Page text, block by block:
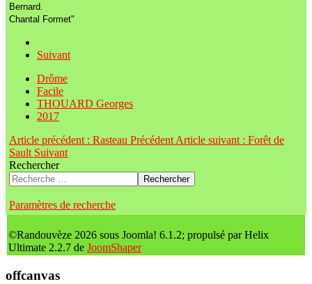
Bernard.
Chantal Formet"
Suivant
Drôme
Facile
THOUARD Georges
2017
Article précédent : Rasteau Précédent Article suivant : Forêt de
Sault Suivant
Rechercher
Rechercher
Paramètres de recherche
©Randouvèze 2026 sous Joomla! 6.1.2; propulsé par Helix
Ultimate 2.2.7 de JoomShaper
offcanvas